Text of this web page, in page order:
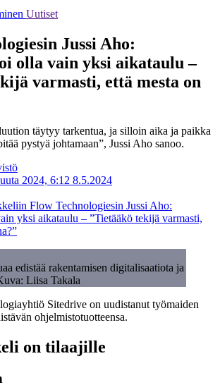
Uutiset
Jussi Aho:
olla vain yksi aikataulu –
varmasti, että mesta on
täytyy tarkentua, ja silloin aika ja paikka
pystyä johtamaan”, Jussi Aho sanoo.
2024, 6:12 8.5.2024
Flow Technologiesin Jussi Aho:
yksi aikataulu – ”Tietääkö tekijä varmasti,
edistää rakentamisen digitalisaatiota ja
Liisa Takala
Sitedrive on uudistanut työmaiden
ohjelmistotuotteensa.
on tilaajille